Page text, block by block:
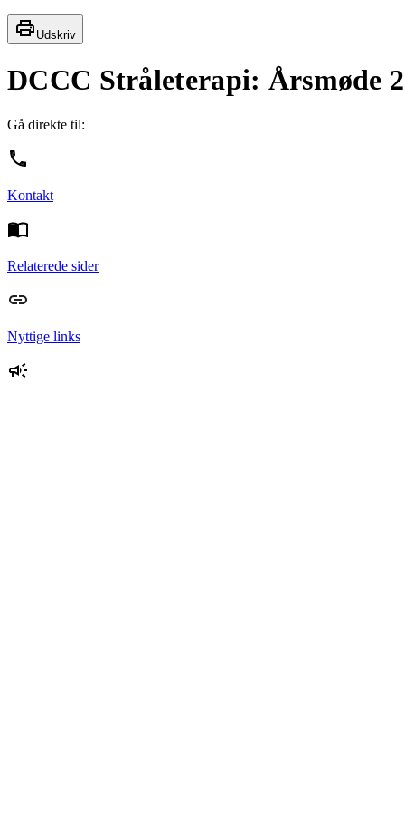
Udskriv
DCCC Stråleterapi: Årsmøde
Gå direkte til:
Kontakt
Relaterede sider
Nyttige links